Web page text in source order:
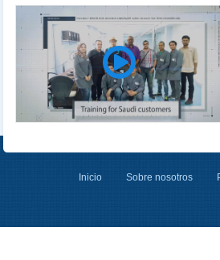
Inicio Sobre nosotros